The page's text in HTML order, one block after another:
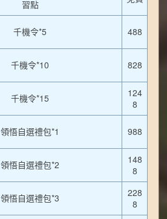
習點
千機令*5 488
千機令*10 828
千機令*15
124
8
領悟自選禮包*1 988
領悟自選禮包*2
148
8
領悟自選禮包*3
228
8